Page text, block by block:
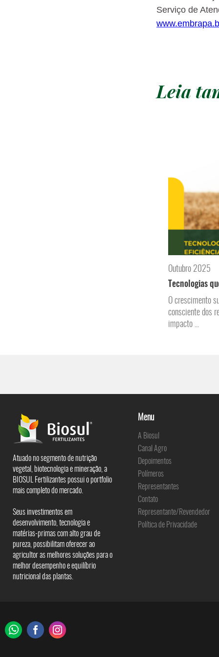
Serviço de
Leia
Outubro 2025
Tecnologias
O crescimento
consciente dos
impacto ...
Atuado no segmento de nutrição
vegetal, biotecnologia e mineração, a
BIOSUL Fertilizantes possui o portfolio
mais completo do mercado.
Seus investimentos em
desenvolvimento, tecnologia e
matérias-primas com alto grau de
pureza, possibilitam oferecer ao
agricultor as melhores soluções para o
melhor desempenho e equilíbrio
nutricional das plantas.
Menu
A Biosul
Canal Agro
Depoimentos
Polímeros
Representantes
Contato
Representante/Revendedor
Política de Privacidade